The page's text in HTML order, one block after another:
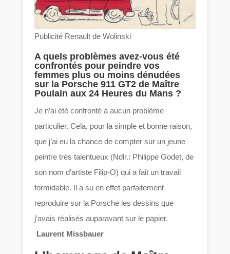
Publicité Renault de Wolinski
A quels problèmes avez-vous été
confrontés pour peindre vos
femmes plus ou moins dénudées
sur la Porsche 911 GT2 de Maître
Poulain aux 24 Heures du Mans ?
Je n’ai été confronté à aucun problème
particulier. Cela, pour la simple et bonne raison,
que j’ai eu la chance de compter sur un jeune
peintre très talentueux (Ndlr.: Philippe Godet, de
son nom d’artiste Filip-O) qui a fait un travail
formidable. Il a su en effet parfaitement
reproduire sur la Porsche les dessins que
j’avais réalisés auparavant sur le papier.
Laurent Missbauer